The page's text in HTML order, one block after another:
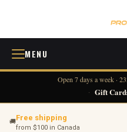
MENU
☎ 418 380-0775
Open 7 days a week ·
· Gift
🚚Free shipping
from $100 in Canada